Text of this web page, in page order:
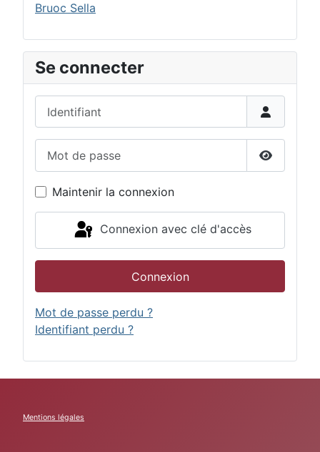
Bruoc Sella
Se connecter
Afficher
Maintenir la connexion
Connexion avec clé d'accès
Connexion
Mot de passe perdu ?
Identifiant perdu ?
Mentions légales